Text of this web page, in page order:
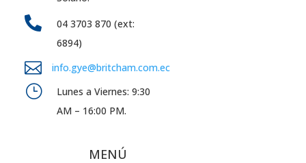

04 3703 870 (ext:
6894)
 info.gye@britcham.com.ec
}
Lunes a Viernes: 9:30
AM – 16:00 PM.
MENÚ